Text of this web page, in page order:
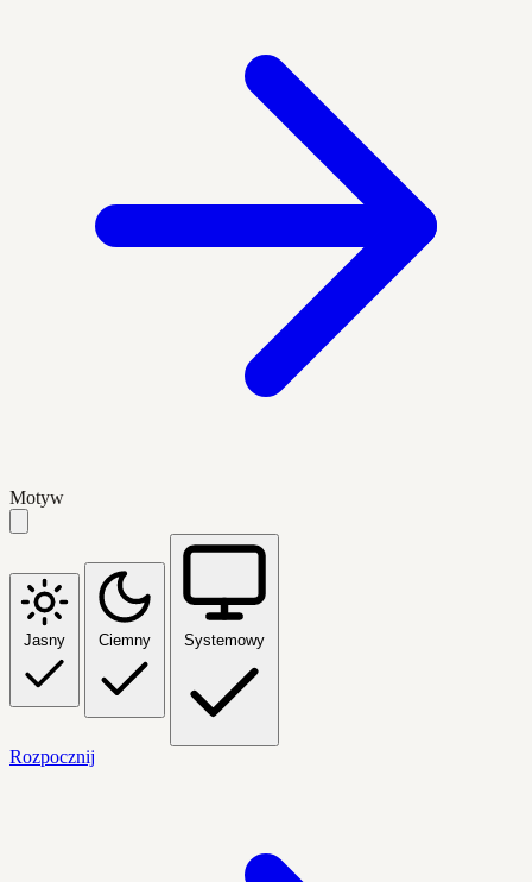
Motyw
Jasny Ciemny Systemowy
Rozpocznij